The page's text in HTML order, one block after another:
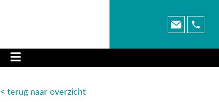
< terug naar overzicht